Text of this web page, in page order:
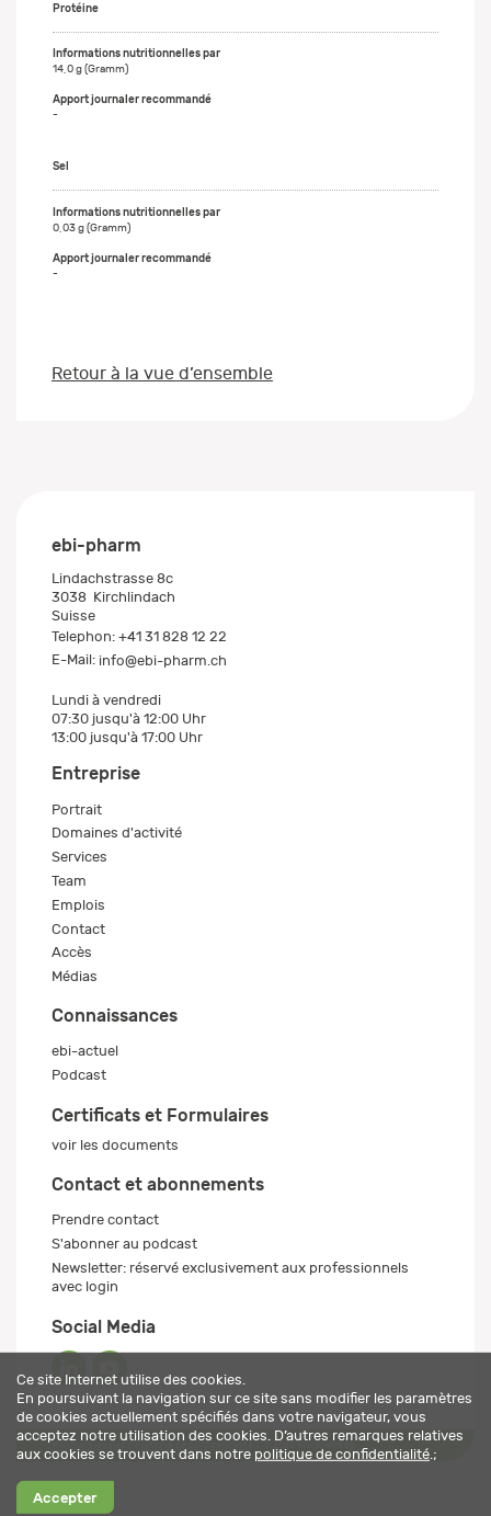
Protéine
14,0 g (Gramm)
-
Sel
0,03 g (Gramm)
-
Retour à la vue d’ensemble
ebi-pharm
Lindachstrasse 8c
3038 Kirchlindach
Suisse
Telephon: +41 31 828 12 22
E-Mail: info@ebi-pharm.ch
Lundi à vendredi
07:30 jusqu'à 12:00 Uhr
13:00 jusqu'à 17:00 Uhr
Entreprise
Portrait
Domaines d'activité
Services
Team
Emplois
Contact
Accès
Médias
Connaissances
ebi-actuel
Podcast
Certificats et Formulaires
voir les documents
Contact et abonnements
Prendre contact
S'abonner au podcast
Newsletter: réservé exclusivement aux professionnels
avec login
Social Media
Ce site Internet utilise des cookies.
En poursuivant la navigation sur ce site sans modifier les paramètres
de cookies actuellement spécifiés dans votre navigateur, vous
acceptez notre utilisation des cookies. D’autres remarques relatives
aux cookies se trouvent dans notre politique de confidentialité .;
Accepter